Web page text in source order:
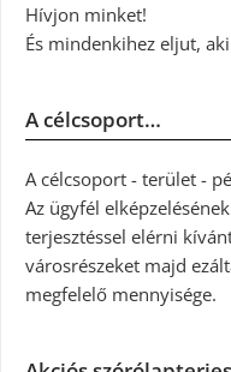
Hívjon minket!
És mindenkihez eljut,
A célcsoport…
A célcsoport - terület -
Az ügyfél
terjesztéssel elérni
városrészeket majd
megfelelő mennyisége.